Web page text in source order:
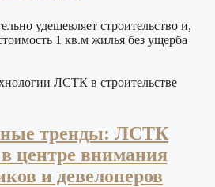
удешевляет строительство и,
1 кв.м жилья без ущерба
тренды: ЛСТК
в центре внимания
и девелоперов